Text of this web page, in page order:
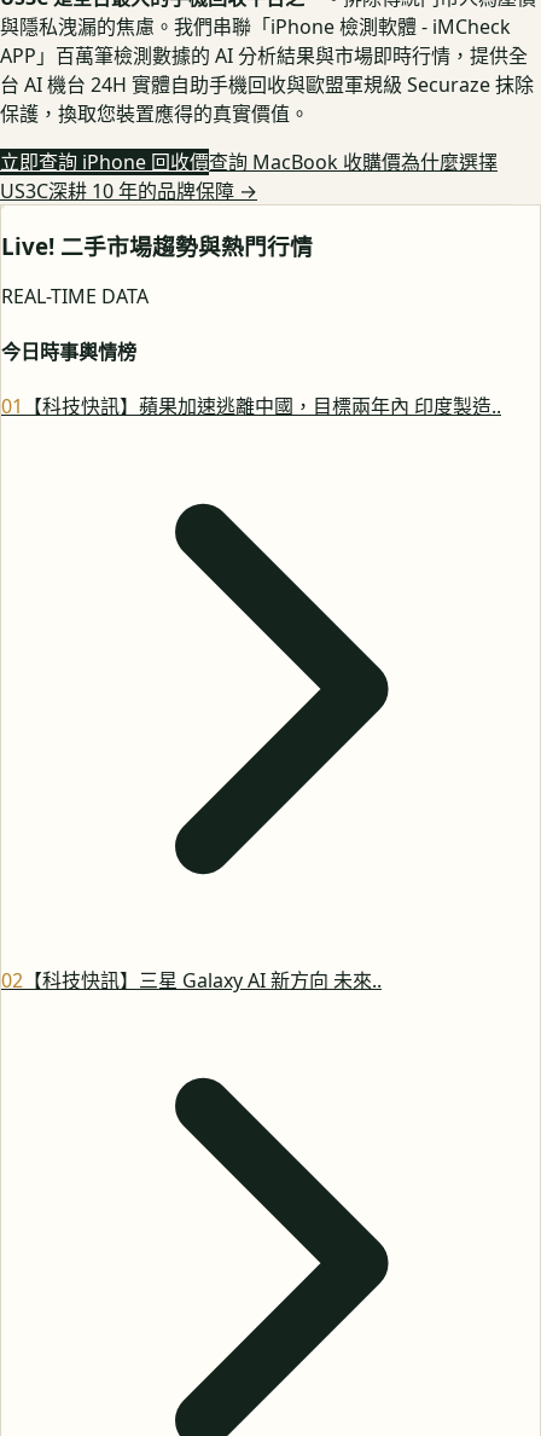
與隱私洩漏的焦慮。我們串聯「iPhone 檢測軟體 - iMCheck
APP」百萬筆檢測數據的 AI 分析結果與市場即時行情，提供全
台 AI 機台 24H 實體自助手機回收與歐盟軍規級 Securaze 抹除
保護，換取您裝置應得的真實價值。
立即查詢 iPhone 回收價查詢 MacBook 收購價為什麼選擇
US3C深耕 10 年的品牌保障 →
Live! 二手市場趨勢與熱門行情
REAL-TIME DATA
今日時事輿情榜
01 【科技快訊】蘋果加速逃離中國，目標兩年內 印度製造..
02 【科技快訊】三星 Galaxy AI 新方向 未來..